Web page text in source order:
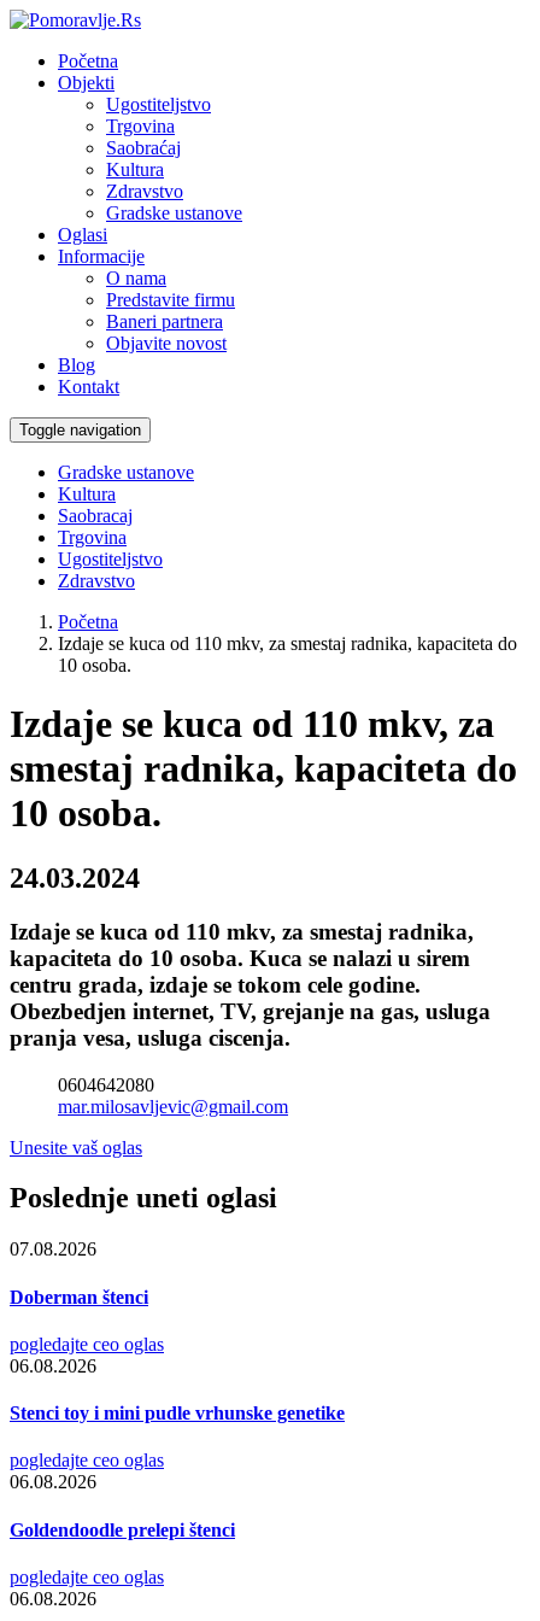
Početna
Objekti
Ugostiteljstvo
Trgovina
Saobraćaj
Kultura
Zdravstvo
Gradske ustanove
Oglasi
Informacije
O nama
Predstavite firmu
Baneri partnera
Objavite novost
Blog
Kontakt
Toggle navigation
Gradske ustanove
Kultura
Saobracaj
Trgovina
Ugostiteljstvo
Zdravstvo
Početna
Izdaje se kuca od 110 mkv, za smestaj radnika, kapaciteta do
10 osoba.
Izdaje se kuca od 110 mkv, za
smestaj radnika, kapaciteta do
10 osoba.
24.03.2024
Izdaje se kuca od 110 mkv, za smestaj radnika,
kapaciteta do 10 osoba. Kuca se nalazi u sirem
centru grada, izdaje se tokom cele godine.
Obezbedjen internet, TV, grejanje na gas, usluga
pranja vesa, usluga ciscenja.
0604642080
mar.milosavljevic@gmail.com
Unesite vaš oglas
Poslednje uneti oglasi
07.08.2026
Doberman štenci
pogledajte ceo oglas
06.08.2026
Stenci toy i mini pudle vrhunske genetike
pogledajte ceo oglas
06.08.2026
Goldendoodle prelepi štenci
pogledajte ceo oglas
06.08.2026